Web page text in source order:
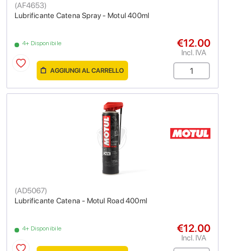
Lubrificante Catena Spray - Motul 400ml
(AF4653)
4+ Disponibile €12.00
Incl. IVA
AGGIUNGI AL CARRELLO
Lubrificante Catena - Motul Road 400ml
(AD5067)
4+ Disponibile €12.00
Incl. IVA